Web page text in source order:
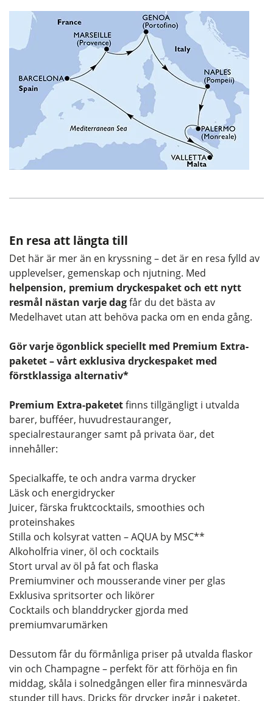
En resa att längta till
Det här är mer än en kryssning – det är en resa fylld av
upplevelser, gemenskap och njutning. Med
helpension, premium dryckespaket och ett nytt
resmål nästan varje dagfår du det bästa av
Medelhavet utan att behöva packa om en enda gång.
Gör varje ögonblick speciellt med Premium Extra-
paketet – vårt exklusiva dryckespaket med
förstklassiga alternativ*
Premium Extra-paketetfinns tillgängligt i utvalda
barer, bufféer, huvudrestauranger,
specialrestauranger samt på privata öar, det
innehåller:
Specialkaffe, te och andra varma drycker
Läsk och energidrycker
Juicer, färska fruktcocktails, smoothies och
proteinshakes
Stilla och kolsyrat vatten – AQUA by MSC**
Alkoholfria viner, öl och cocktails
Stort urval av öl på fat och flaska
Premiumviner och mousserande viner per glas
Exklusiva spritsorter och likörer
Cocktails och blanddrycker gjorda med
premiumvarumärken
Dessutom får du förmånliga priser på utvalda flaskor
vin och Champagne – perfekt för att förhöja en fin
middag, skåla i solnedgången eller fira minnesvärda
stunder till havs. Dricks för drycker ingår i paketet.